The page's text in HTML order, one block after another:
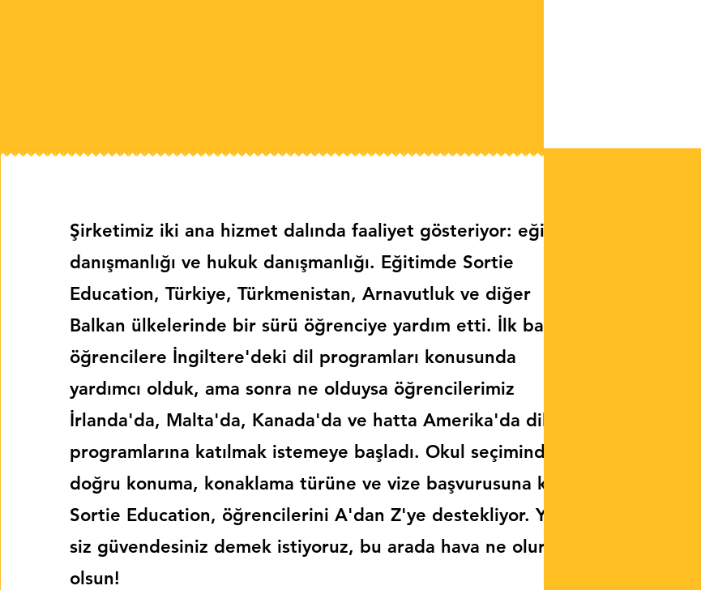
Şirketimiz iki ana hizmet dalında faaliyet gösteriyor: eğitim
danışmanlığı ve hukuk danışmanlığı. Eğitimde Sortie
Education, Türkiye, Türkmenistan, Arnavutluk ve diğer
Balkan ülkelerinde bir sürü öğrenciye yardım etti. İlk başta
öğrencilere İngiltere'deki dil programları konusunda
yardımcı olduk, ama sonra ne olduysa öğrencilerimiz
İrlanda'da, Malta'da, Kanada'da ve hatta Amerika'da dil
programlarına katılmak istemeye başladı. Okul seçiminden
doğru konuma, konaklama türüne ve vize başvurusuna kadar
Sortie Education, öğrencilerini A'dan Z'ye destekliyor. Yani,
siz güvendesiniz demek istiyoruz, bu arada hava ne olursa
olsun!